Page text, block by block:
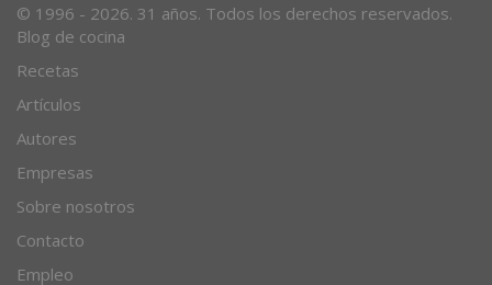
© 1996 - 2026. 31 años. Todos los derechos reservados.
Blog de cocina
Recetas
Artículos
Autores
Empresas
Sobre nosotros
Contacto
Empleo